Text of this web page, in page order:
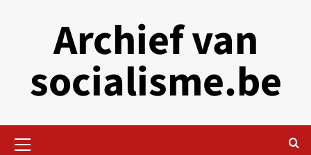
Archief van
socialisme.be
Menu